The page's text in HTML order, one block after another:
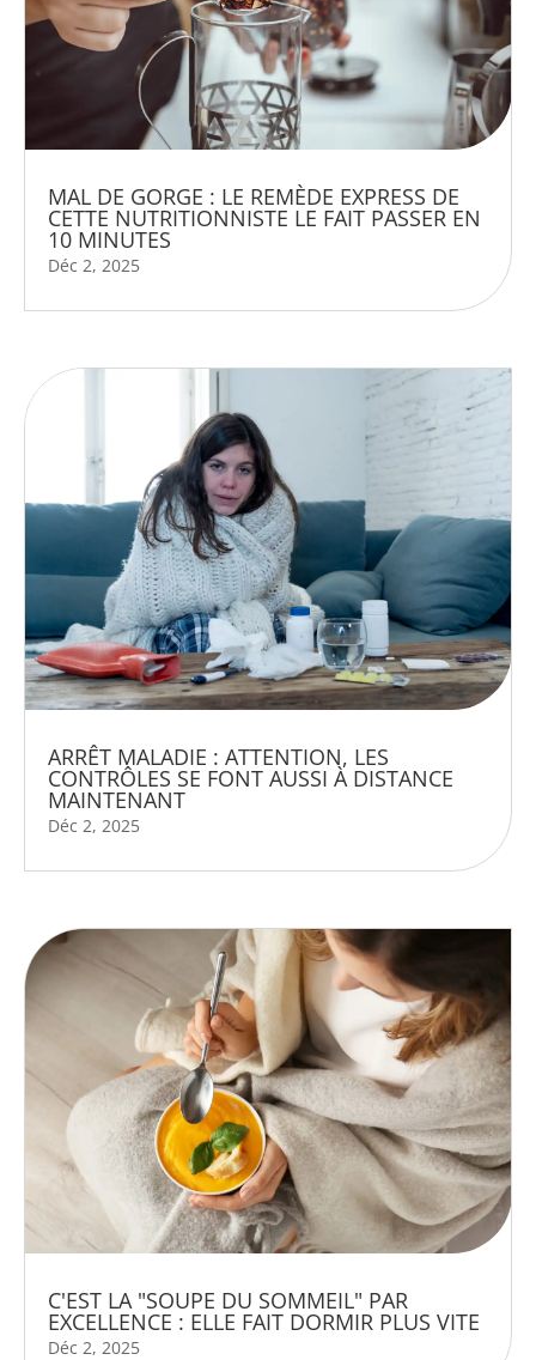
MAL DE GORGE : LE REMÈDE EXPRESS DE
CETTE NUTRITIONNISTE LE FAIT PASSER EN
10 MINUTES
Déc 2, 2025
ARRÊT MALADIE : ATTENTION, LES
CONTRÔLES SE FONT AUSSI À DISTANCE
MAINTENANT
Déc 2, 2025
C'EST LA "SOUPE DU SOMMEIL" PAR
EXCELLENCE : ELLE FAIT DORMIR PLUS VITE
Déc 2, 2025